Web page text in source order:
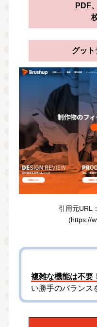
PDF
グッ
引⽤元URL
(https://
複雑な機能は不要
い勝手のバランス